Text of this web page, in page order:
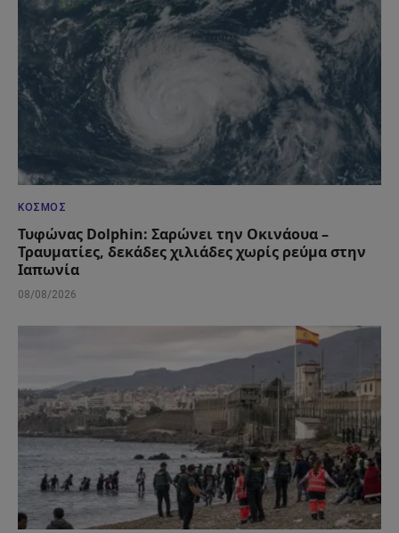
ΚΌΣΜΟΣ
Τυφώνας Dolphin: Σαρώνει την Οκινάουα –
Τραυματίες, δεκάδες χιλιάδες χωρίς ρεύμα στην
Ιαπωνία
08/08/2026